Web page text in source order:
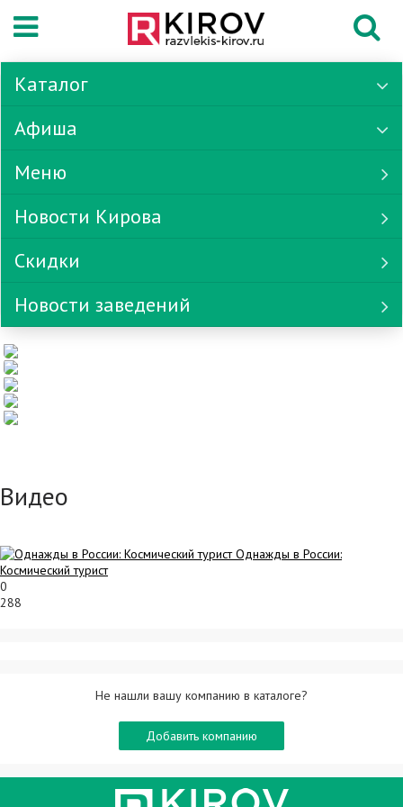
Каталог
Афиша
Меню
Новости Кирова
Скидки
Новости заведений
Видео
Однажды в России:
Космический турист
0
288
Не нашли вашу компанию в каталоге?
Добавить компанию